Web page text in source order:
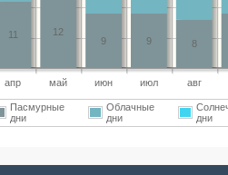
апр май июн июл авг
8
9
9
12
11
Пасмурные
дни
Облачные
дни
дни